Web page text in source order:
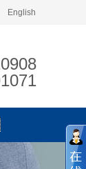
English